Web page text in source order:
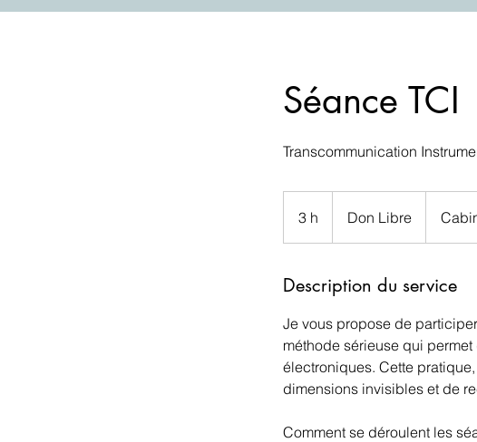
Séance TCI
Transcommunication
3 h
h
Don Libre
Description du service
Je vous propose de
méthode sérieuse qui
électroniques. Cette
dimensions invisibles et de
Comment se déroulent les